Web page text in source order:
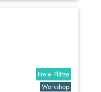
Freie Plätze
Workshop